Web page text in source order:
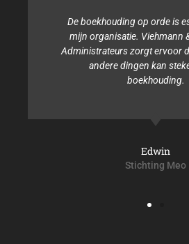
De boekhouding op orde is
mijn organisatie. Viehmann
Administrateurs zorgt ervoor
andere dingen kan
boekhouding.
Edwin
Stichting Meo